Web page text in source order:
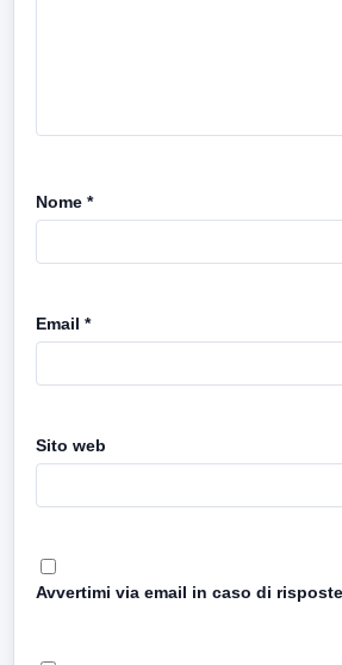
Nome *
Email *
Sito web
Avvertimi via email in caso di